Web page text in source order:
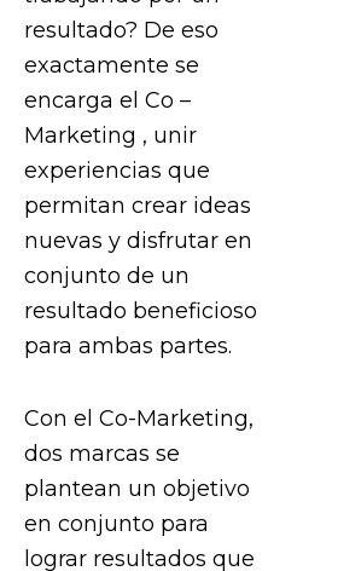
resultado? De eso
exactamente se
encarga el Co –
Marketing , unir
experiencias que
permitan crear ideas
nuevas y disfrutar en
conjunto de un
resultado beneficioso
para ambas partes.
Con el Co-Marketing,
dos marcas se
plantean un objetivo
en conjunto para
lograr resultados que